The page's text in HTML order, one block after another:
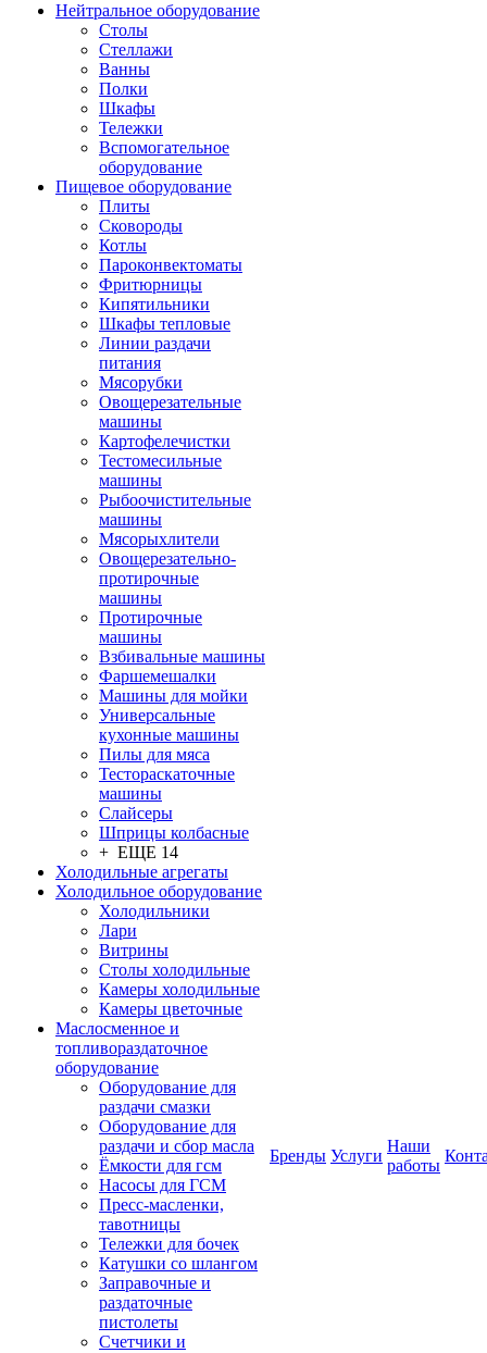
Нейтральное оборудование
Столы
Стеллажи
Ванны
Полки
Шкафы
Тележки
Вспомогательное
оборудование
Пищевое оборудование
Плиты
Сковороды
Котлы
Пароконвектоматы
Фритюрницы
Кипятильники
Шкафы тепловые
Линии раздачи
питания
Мясорубки
Овощерезательные
машины
Картофелечистки
Тестомесильные
машины
Рыбоочистительные
машины
Мясорыхлители
Овощерезательно-
протирочные
машины
Протирочные
машины
Взбивальные машины
Фаршемешалки
Машины для мойки
Универсальные
кухонные машины
Пилы для мяса
Тестораскаточные
машины
Слайсеры
Шприцы колбасные
+ ЕЩЕ 14
Холодильные агрегаты
Холодильное оборудование
Холодильники
Лари
Витрины
Столы холодильные
Камеры холодильные
Камеры цветочные
Маслосменное и
топливораздаточное
оборудование
Оборудование для
раздачи смазки
Оборудование для
раздачи и сбор масла
Ёмкости для гсм
Насосы для ГСМ
Пресс-масленки,
тавотницы
Тележки для бочек
Катушки со шлангом
Заправочные и
раздаточные
пистолеты
Счетчики и
Бренды Услуги
Наши
работы